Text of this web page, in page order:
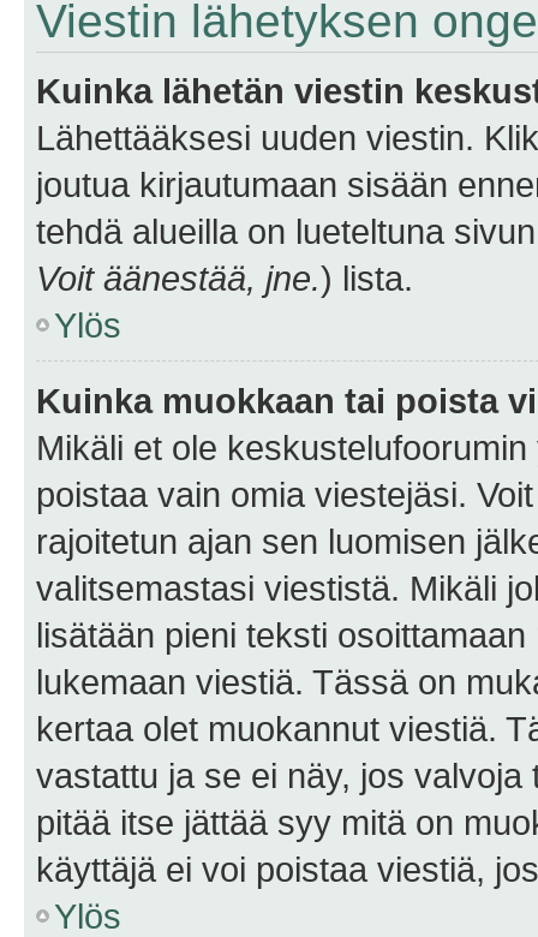
Viestin lähetyksen
Kuinka lähetän viestin
Lähettääksesi uuden viestin.
joutua kirjautumaan sisään
tehdä alueilla on lueteltuna
Voit äänestää, jne.) lista.
Ylös
Kuinka muokkaan tai poista
Mikäli et ole
poistaa vain omia viestejäsi.
rajoitetun ajan sen luomisen
valitsemastasi viestistä. Mikäli
lisätään pieni teksti
lukemaan viestiä. Tässä on
kertaa olet muokannut viestiä.
vastattu ja se ei näy, jos
pitää itse jättää syy mitä on
käyttäjä ei voi poistaa viestiä,
Ylös